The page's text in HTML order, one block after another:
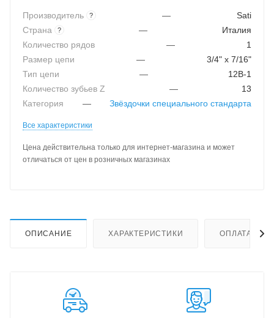
Производитель ? —
Sati
Страна
? —
Италия
Количество рядов
—
1
Размер цепи
—
3/4" x 7/16"
Тип цепи
—
12B-1
Количество зубьев Z
—
13
Категория
— Звёздочки специального стандарта
Все характеристики
Цена действительна только для интернет-магазина и может
отличаться от цен в розничных магазинах
ОПИСАНИЕ ХАРАКТЕРИСТИКИ ОПЛАТА